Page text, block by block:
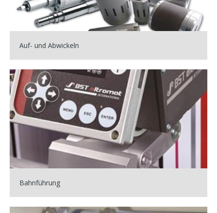
Randappartur
Maschinen - Comexi
Partner
Kontakt
Auf- und Abwickeln
Bahnführung